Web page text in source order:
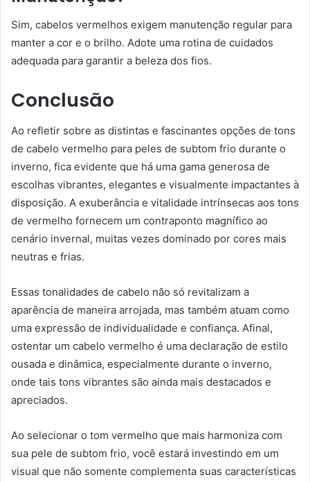
Sim, cabelos vermelhos exigem manutenção regular para
manter a cor e o brilho. Adote uma rotina de cuidados
adequada para garantir a beleza dos fios.
Conclusão
Ao refletir sobre as distintas e fascinantes opções de tons
de cabelo vermelho para peles de subtom frio durante o
inverno, fica evidente que há uma gama generosa de
escolhas vibrantes, elegantes e visualmente impactantes à
disposição. A exuberância e vitalidade intrínsecas aos tons
de vermelho fornecem um contraponto magnífico ao
cenário invernal, muitas vezes dominado por cores mais
neutras e frias.
Essas tonalidades de cabelo não só revitalizam a
aparência de maneira arrojada, mas também atuam como
uma expressão de individualidade e confiança. Afinal,
ostentar um cabelo vermelho é uma declaração de estilo
ousada e dinâmica, especialmente durante o inverno,
onde tais tons vibrantes são ainda mais destacados e
apreciados.
Ao selecionar o tom vermelho que mais harmoniza com
sua pele de subtom frio, você estará investindo em um
visual que não somente complementa suas características